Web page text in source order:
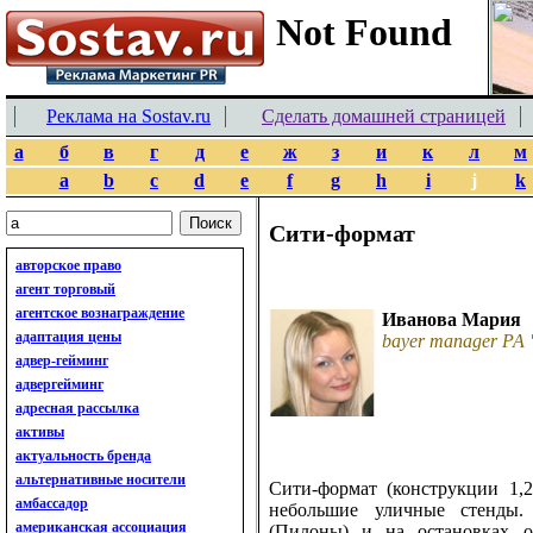
Реклама на Sostav.ru
Сделать домашней страницей
а
б в г д е ж з и к л
м
a
b c d e f g h i j k
авторское право
агент торговый
агентское вознаграждение
адаптация цены
адвер-гейминг
адвергейминг
адресная рассылка
активы
актуальность бренда
альтернативные носители
амбассадор
американская ассоциация
Сити-формат
Иванова Мария
bayer manager
Сити-формат (конструкции
небольшие уличные